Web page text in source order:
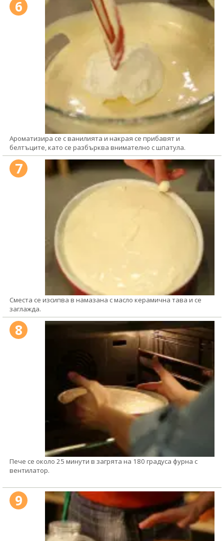
6
Ароматизира се с ванилията и накрая се прибавят и
белтъците, като се разбърква внимателно с шпатула.
7
Сместа се изсипва в намазана с масло керамична тава и се
заглажда.
8
Пече се около 25 минути в загрята на 180 градуса фурна с
вентилатор.
9